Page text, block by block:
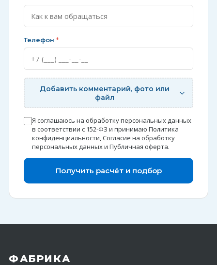
Телефон *
Добавить комментарий, фото или
файл
Я соглашаюсь на обработку персональных данных
в соответствии с 152-ФЗ и принимаю Политика
конфиденциальности,Согласие на обработку
персональных данныхи Публичная оферта.
Получить расчёт и подбор
ФАБРИКА